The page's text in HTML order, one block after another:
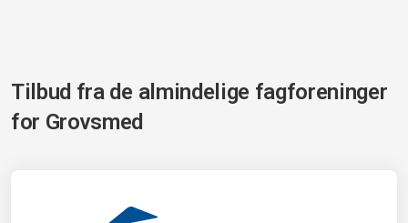
Tilbud fra de almindelige fagforeninger
for Grovsmed